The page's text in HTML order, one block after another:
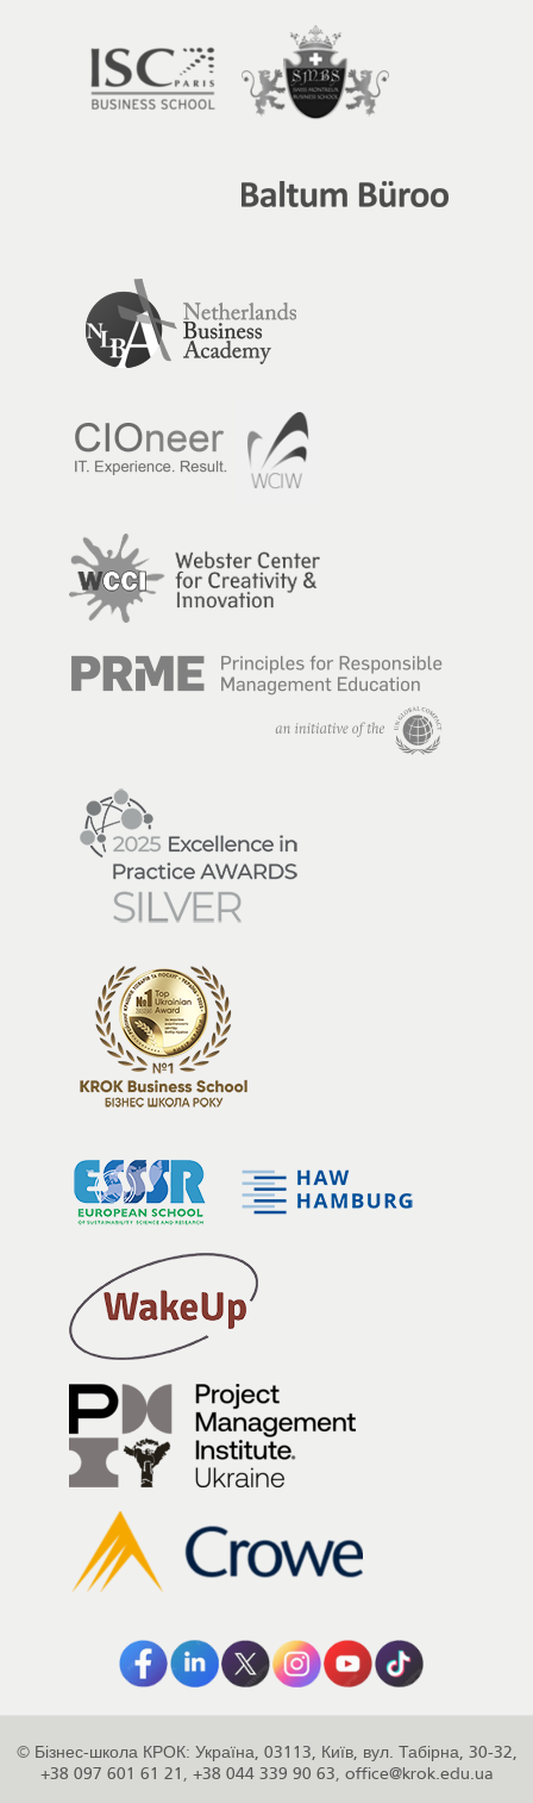
© Бізнес-школа КРОК: Україна 03113 Київ, вул. Табірна, 30-32
+38 097 601 61 21
+38 044 339 90 63 office@krok.edu.ua